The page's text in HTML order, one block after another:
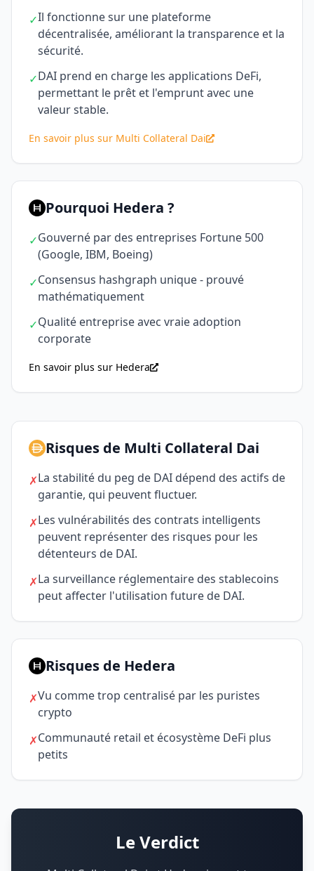
✓Il fonctionne sur une plateforme
décentralisée, améliorant la transparence et la
sécurité.
✓DAI prend en charge les applications DeFi,
permettant le prêt et l'emprunt avec une
valeur stable.
En savoir plus sur Multi Collateral Dai
Pourquoi Hedera ?
✓Gouverné par des entreprises Fortune 500
(Google, IBM, Boeing)
✓Consensus hashgraph unique - prouvé
mathématiquement
✓Qualité entreprise avec vraie adoption
corporate
En savoir plus sur Hedera
Risques de Multi Collateral Dai
✗La stabilité du peg de DAI dépend des actifs de
garantie, qui peuvent fluctuer.
✗Les vulnérabilités des contrats intelligents
peuvent représenter des risques pour les
détenteurs de DAI.
✗La surveillance réglementaire des stablecoins
peut affecter l'utilisation future de DAI.
Risques de Hedera
✗Vu comme trop centralisé par les puristes
crypto
✗Communauté retail et écosystème DeFi plus
petits
Le Verdict